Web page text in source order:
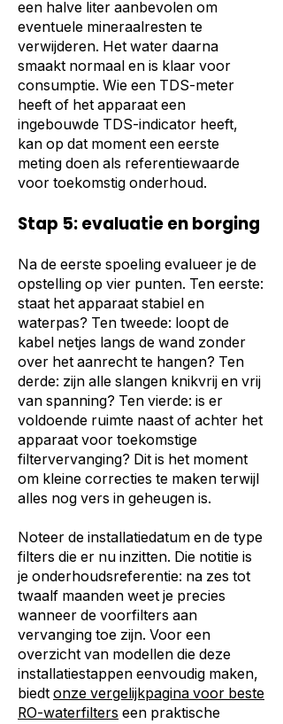
een halve liter aanbevolen om
eventuele mineraalresten te
verwijderen. Het water daarna
smaakt normaal en is klaar voor
consumptie. Wie een TDS-meter
heeft of het apparaat een
ingebouwde TDS-indicator heeft,
kan op dat moment een eerste
meting doen als referentiewaarde
voor toekomstig onderhoud.
Stap 5: evaluatie en borging
Na de eerste spoeling evalueer je de
opstelling op vier punten. Ten eerste:
staat het apparaat stabiel en
waterpas? Ten tweede: loopt de
kabel netjes langs de wand zonder
over het aanrecht te hangen? Ten
derde: zijn alle slangen knikvrij en vrij
van spanning? Ten vierde: is er
voldoende ruimte naast of achter het
apparaat voor toekomstige
filtervervanging? Dit is het moment
om kleine correcties te maken terwijl
alles nog vers in geheugen is.
Noteer de installatiedatum en de type
filters die er nu inzitten. Die notitie is
je onderhoudsreferentie: na zes tot
twaalf maanden weet je precies
wanneer de voorfilters aan
vervanging toe zijn. Voor een
overzicht van modellen die deze
installatiestappen eenvoudig maken,
biedt onze vergelijkpagina voor beste
RO-waterfilters een praktische